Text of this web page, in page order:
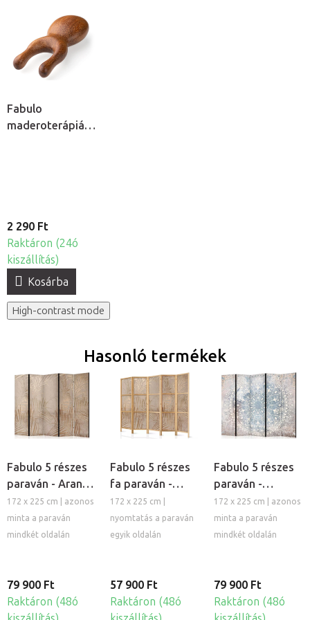
Fabulo
maderoterápiás
2 290 Ft
Raktáron (24ó
kiszállítás)
Kosárba
High-contrast mode
Hasonló termékek
Fabulo 5 részes
paraván - Arany
pálmák
172 x 225 cm | azonos
minta a paraván
mindkét oldalán
79 900 Ft
Raktáron (48ó
Fabulo 5 részes
fa paraván -
Arany pálmák
172 x 225 cm |
nyomtatás a paraván
egyik oldalán
57 900 Ft
Raktáron (48ó
Fabulo 5 részes
paraván -
Mandala
172 x 225 cm | azonos
minta a paraván
mindkét oldalán
79 900 Ft
Raktáron (48ó